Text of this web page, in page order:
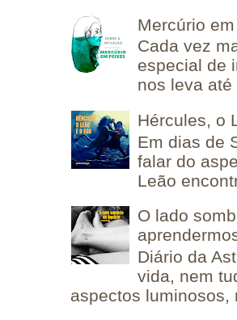
Mercúrio
Cada vez
especial de
nos leva
Hércules, o
Em dias de
falar do
Leão
O lado
Diário da
vida, nem
aspectos luminosos,